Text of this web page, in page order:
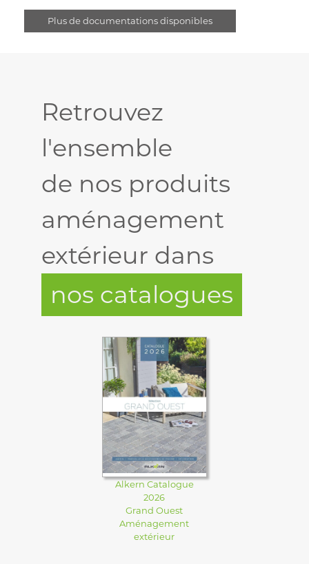
Plus de documentations disponibles
Alkern Catalogue
2026
Grand Ouest
Aménagement
extérieur
Retrouvez
l'ensemble
de nos produits
aménagement
extérieur dans
nos catalogues